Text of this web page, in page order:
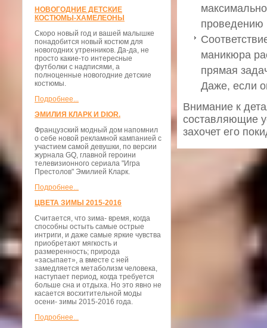
НОВОГОДНИЕ ДЕТСКИЕ
КОСТЮМЫ-ХАМЕЛЕОНЫ
Скоро новый год и вашей малышке
понадобится новый костюм для
новогодних утренников. Да-да, не
просто какие-то интересные
футболки с надписями, а
полноценные новогодние детские
костюмы.
Подробнее...
ЭМИЛИЯ КЛАРК И DIOR.
Французский модный дом напомнил
о себе новой рекламной кампанией с
участием самой девушки, по версии
журнала GQ, главной героини
телевизионного сериала "Игра
Престолов" Эмилией Кларк.
Подробнее...
ЦВЕТА ЗИМЫ 2015-2016
Считается, что зима- время, когда
способны остыть самые острые
интриги, и даже самые яркие чувства
приобретают мягкость и
размеренность; природа
«засыпает», а вместе с ней
замедляется метаболизм человека,
наступает период, когда требуется
больше сна и отдыха. Но это явно не
касается восхитительной моды
осени- зимы 2015-2016 года.
Подробнее...
проведению
маникюра
прямая
Даже, если
Внимание к
составляющие
захочет его